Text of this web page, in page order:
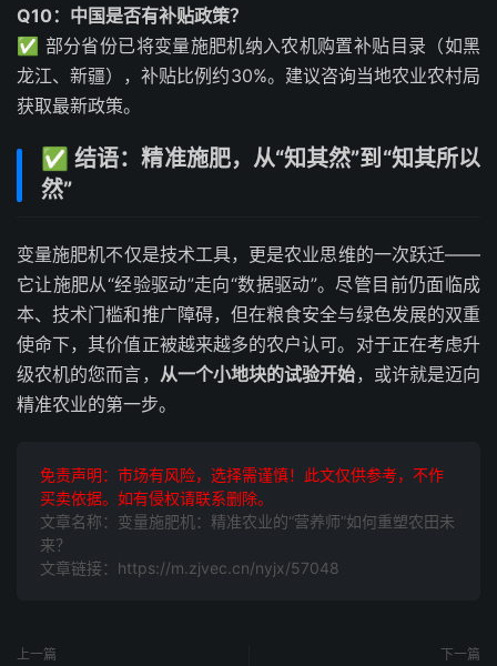
Q10：中国是否有补贴政策？
✅ 部分省份已将变量施肥机纳入农机购置补贴目录（如黑
龙江、新疆），补贴比例约30%。建议咨询当地农业农村局
获取最新政策。
✅ 结语：精准施肥，从“知其然”到“知其所以
然”
变量施肥机不仅是技术工具，更是农业思维的一次跃迁——
它让施肥从“经验驱动”走向“数据驱动”。尽管目前仍面临成
本、技术门槛和推广障碍，但在粮食安全与绿色发展的双重
使命下，其价值正被越来越多的农户认可。对于正在考虑升
级农机的您而言， 从一个小地块的试验开始，或许就是迈向
精准农业的第一步。
免责声明：市场有风险，选择需谨慎！此文仅供参考，不作
买卖依据。如有侵权请联系删除。
文章名称：变量施肥机：精准农业的“营养师”如何重塑农田未
来？
文章链接：https://m.zjvec.cn/nyjx/57048
上一篇 下一篇